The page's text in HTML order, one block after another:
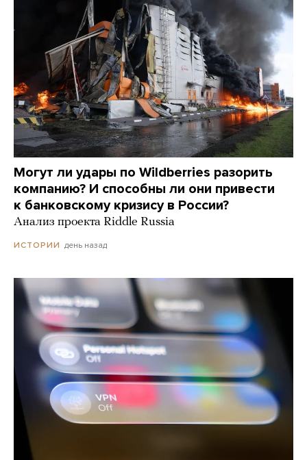
Могут ли удары по Wildberries разорить
компанию? И способны ли они привести
к банковскому кризису в России?
Анализ проекта Riddle Russia
ИСТОРИИ день назад